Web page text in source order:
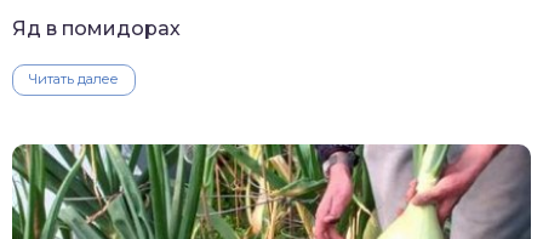
Яд в помидорах
Читать далее